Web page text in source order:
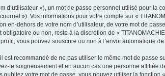
»), un mot de passe personnel utilisé pour la
»). Vos informations pour votre compte sur «
dehors de votre nom d’utilisateur, de votre mot de
ou non, reste à la discrétion de «
vous pouvez souscrire ou non à l’envoi automatique
recommandé de ne pas utiliser le même mot de passe
le soigneusement et en aucun cas une personne affiliée
votre mot de passe, vous pouvez utiliser la fonction